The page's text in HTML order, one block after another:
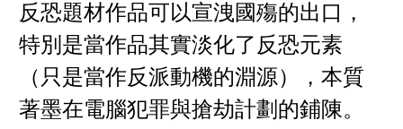
反恐題材作品可以宣洩國殤的出口，
特別是當作品其實淡化了反恐元素
（只是當作反派動機的淵源），本質
著墨在電腦犯罪與搶劫計劃的鋪陳。